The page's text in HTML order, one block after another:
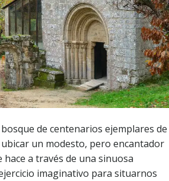
de centenarios ejemplares de
un modesto, pero encantador
a través de una sinuosa
imaginativo para situarnos